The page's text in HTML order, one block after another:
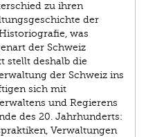
zu ihren
der
was
der Schweiz
stellt deshalb die
der Schweiz ins
sich mit
und Regierens
des 20. Jahrhunderts:
Verwaltungen